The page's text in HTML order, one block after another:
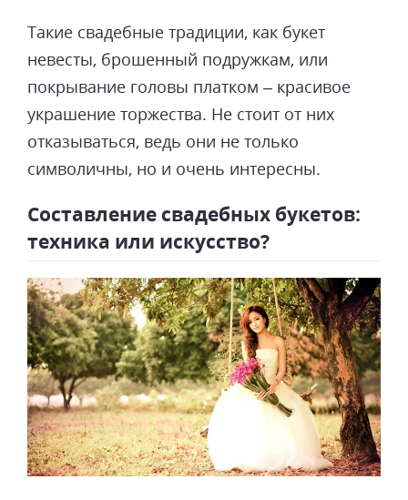
Такие свадебные традиции, как букет
невесты, брошенный подружкам, или
покрывание головы платком – красивое
украшение торжества. Не стоит от них
отказываться, ведь они не только
символичны, но и очень интересны.
Составление свадебных букетов:
техника или искусство?